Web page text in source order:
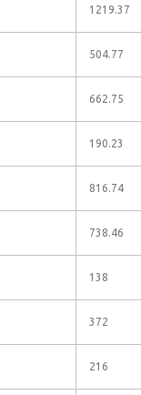
1219.37
504.77
662.75
190.23
816.74
738.46
138
372
216